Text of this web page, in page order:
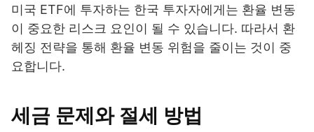
미국 ETF에 투자하는 한국 투자자에게는 환율 변동
이 중요한 리스크 요인이 될 수 있습니다. 따라서 환
헤징 전략을 통해 환율 변동 위험을 줄이는 것이 중
요합니다.
세금 문제와 절세 방법